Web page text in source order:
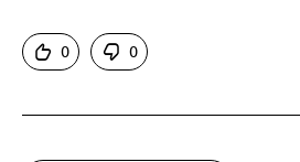
Motif attrayant
Très bonne qualité
0 0